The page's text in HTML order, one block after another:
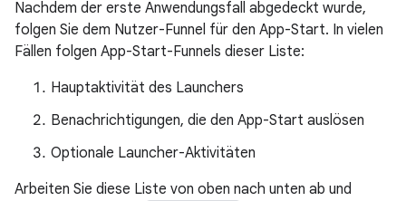
Nachdem der erste Anwendungsfall abgedeckt wurde,
folgen Sie dem Nutzer-Funnel für den App-Start. In vielen
Fällen folgen App-Start-Funnels dieser Liste:
Hauptaktivität des Launchers
Benachrichtigungen, die den App-Start auslösen
Optionale Launcher-Aktivitäten
Arbeiten Sie diese Liste von oben nach unten ab und